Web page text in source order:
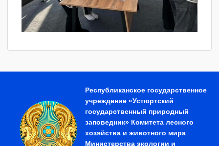
Республиканское государственное
учреждение «Устюртский
государственный природный
заповедник» Комитета лесного
хозяйства и животного мира
Министерства экологии и